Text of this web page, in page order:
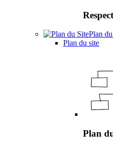
Plan
Plan du site
Plan